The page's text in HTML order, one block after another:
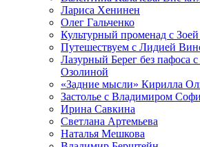
Лариса Хенинен
Олег Гальченко
Культурный променад с
Путешествуем с Лидией
Лазурный Берег без пафоса
Озолиной
«Задние мысли» Кирилла
Застолье с Владимиром
Ирина Савкина
Светлана Артемьева
Наталья Мешкова